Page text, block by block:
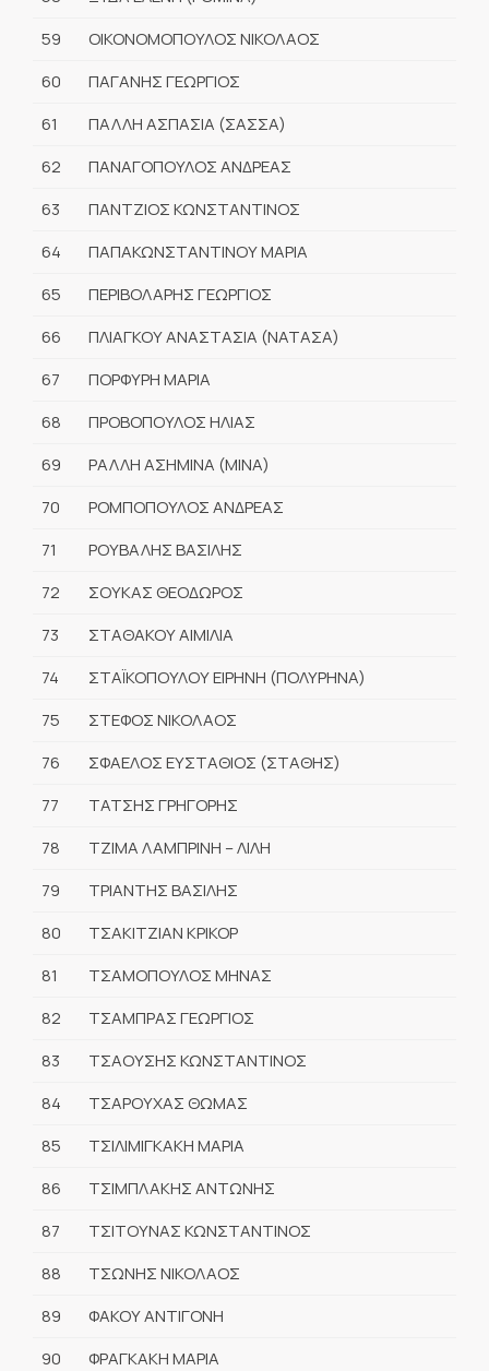
59
ΟΙΚΟΝΟΜΟΠΟΥΛΟΣ ΝΙΚΟΛΑΟΣ
60
ΠΑΓΑΝΗΣ ΓΕΩΡΓΙΟΣ
61
ΠΑΛΛΗ ΑΣΠΑΣΙΑ (ΣΑΣΣΑ)
62
ΠΑΝΑΓΟΠΟΥΛΟΣ ΑΝΔΡΕΑΣ
63
ΠΑΝΤΖΙΟΣ ΚΩΝΣΤΑΝΤΙΝΟΣ
64
ΠΑΠΑΚΩΝΣΤΑΝΤΙΝΟΥ ΜΑΡΙΑ
65
ΠΕΡΙΒΟΛΑΡΗΣ ΓΕΩΡΓΙΟΣ
66
ΠΛΙΑΓΚΟΥ ΑΝΑΣΤΑΣΙΑ (ΝΑΤΑΣΑ)
67
ΠΟΡΦΥΡΗ ΜΑΡΙΑ
68
ΠΡΟΒΟΠΟΥΛΟΣ ΗΛΙΑΣ
69
ΡΑΛΛΗ ΑΣΗΜΙΝΑ (ΜΙΝΑ)
70
ΡΟΜΠΟΠΟΥΛΟΣ ΑΝΔΡΕΑΣ
71
ΡΟΥΒΑΛΗΣ ΒΑΣΙΛΗΣ
72
ΣΟΥΚΑΣ ΘΕΟΔΩΡΟΣ
73
ΣΤΑΘΑΚΟΥ ΑΙΜΙΛΙΑ
74
ΣΤΑΪΚΟΠΟΥΛΟΥ ΕΙΡΗΝΗ (ΠΟΛΥΡΗΝΑ)
75
ΣΤΕΦΟΣ ΝΙΚΟΛΑΟΣ
76
ΣΦΑΕΛΟΣ ΕΥΣΤΑΘΙΟΣ (ΣΤΑΘΗΣ)
77
ΤΑΤΣΗΣ ΓΡΗΓΟΡΗΣ
78
ΤΖΙΜΑ ΛΑΜΠΡΙΝΗ – ΛΙΛΗ
79
ΤΡΙΑΝΤΗΣ ΒΑΣΙΛΗΣ
80
ΤΣΑΚΙΤΖΙΑΝ ΚΡΙΚΟΡ
81
ΤΣΑΜΟΠΟΥΛΟΣ ΜΗΝΑΣ
82
ΤΣΑΜΠΡΑΣ ΓΕΩΡΓΙΟΣ
83
ΤΣΑΟΥΣΗΣ ΚΩΝΣΤΑΝΤΙΝΟΣ
84
ΤΣΑΡΟΥΧΑΣ ΘΩΜΑΣ
85
ΤΣΙΛΙΜΙΓΚΑΚΗ ΜΑΡΙΑ
86
ΤΣΙΜΠΛΑΚΗΣ ΑΝΤΩΝΗΣ
87
ΤΣΙΤΟΥΝΑΣ ΚΩΝΣΤΑΝΤΙΝΟΣ
88
ΤΣΩΝΗΣ ΝΙΚΟΛΑΟΣ
89
ΦΑΚΟΥ ΑΝΤΙΓΟΝΗ
90
ΦΡΑΓΚΑΚΗ ΜΑΡΙΑ